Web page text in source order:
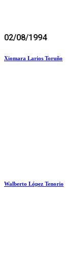
02/08/1994
Xiomara Larios Toruño
Walberto López Tenorio